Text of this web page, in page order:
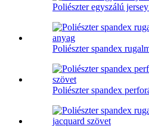
Poliészter egyszálú
Poliészter spandex
Poliészter spandex